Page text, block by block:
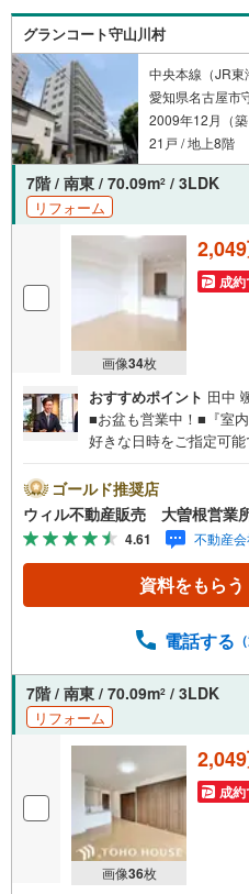
件に関することはもち
フォームに関することな
でもお気軽にご相談く
グランコート守山川村
中央本線（JR
愛知県名古屋市
2009年12月（築
21戸 / 地上8階
7階 / 南東 / 70.09m2 / 3LDK
リフォーム
画像34枚
成約
おすすめポイント 田中
■お盆も営業中！■『室
好きな日時をご指定可
山区の直接のご売却依頼
介会社です。ネット上で
にお任せいただいたお客
境を提案致します。＼平
平日にご内覧・契約な
様にサービスをご用意
予約頂きましたら営業
間で不動産情報が共有
その他隣接エリアでもご
所】○地下鉄名城線、JR
様が遊べるキッズスペー
ゴールド推奨店
ウィル不動産販売 大曽根営業
4.61 不動産
資料をもらう
電話する
7階 / 南東 / 70.09m2 / 3LDK
リフォーム
画像36枚
成約